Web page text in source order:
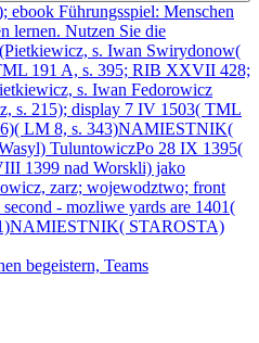
Führungsspiel: Menschen
lernen. Nutzen Sie die
s. Iwan Swirydonow(
191 A, s. 395; RIB XXVII 428;
s. Iwan Fedorowicz
s. 215); display 7 IV 1503( TML
LM 8, s. 343)NAMIESTNIK(
TuluntowiczPo 28 IX 1395(
1399 nad Worskli) jako
zarz; wojewodztwo; front
- mozliwe yards are 1401(
STAROSTA)